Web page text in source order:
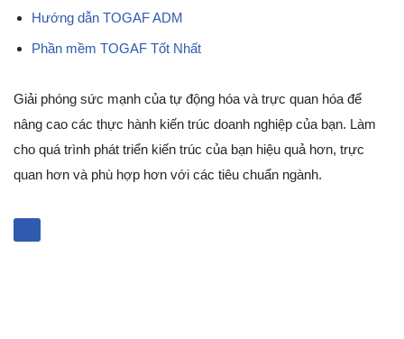
Hướng dẫn TOGAF ADM
Phần mềm TOGAF Tốt Nhất
Giải phóng sức mạnh của tự động hóa và trực quan hóa để
nâng cao các thực hành kiến trúc doanh nghiệp của bạn. Làm
cho quá trình phát triển kiến trúc của bạn hiệu quả hơn, trực
quan hơn và phù hợp hơn với các tiêu chuẩn ngành.